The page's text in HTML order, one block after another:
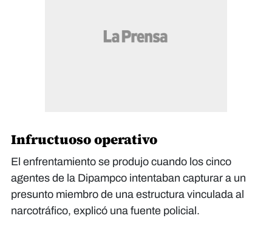
Infructuoso operativo
El enfrentamiento se produjo cuando los cinco
agentes de la Dipampco intentaban capturar a un
presunto miembro de una estructura vinculada al
narcotráfico, explicó una fuente policial.